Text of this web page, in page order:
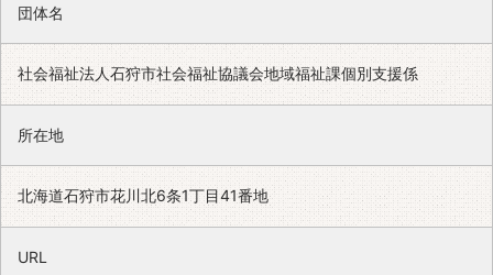
団体名
社会福祉法人石狩市社会福祉協議会地域福祉課個別支援係
所在地
北海道石狩市花川北6条1丁目41番地
URL